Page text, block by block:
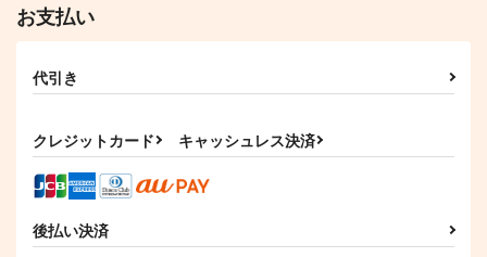
ハラペコジャンクショ
440円（税込）
成田狂児×岡聡実
作品詳細
1,140円（税込）
成田狂児×岡聡実
作品詳細
平田温泉
作品詳細
お支払い
代引き
クレジットカード キャッシュレス決済
後払い決済